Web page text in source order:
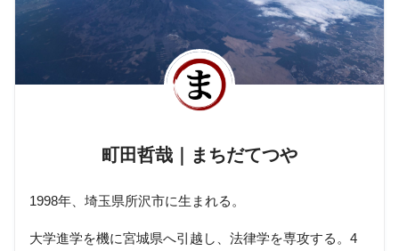
町田哲哉｜まちだてつや
1998年、埼玉県所沢市に生まれる。
大学進学を機に宮城県へ引越し、法律学を専攻する。4